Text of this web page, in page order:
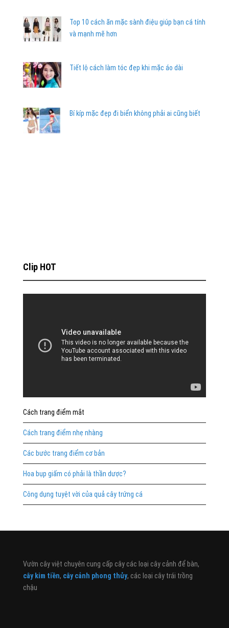
Top 10 cách ăn mặc sành điệu giúp bạn cá tính
và mạnh mẽ hơn
Tiết lộ cách làm tóc đẹp khi mặc áo dài
Bí kíp mặc đẹp đi biển không phải ai cũng biết
Clip HOT
Cách trang điểm mắt
Cách trang điểm nhẹ nhàng
Các bước trang điểm cơ bản
Hoa bụp giấm có phải là thần dược?
Công dụng tuyệt vời của quả cây trứng cá
Vườn cây việt chuyên cung cấp cây các loại cây cảnh để bàn,
cây kim tiền, cây cảnh phong thủy, các loại cây trái trồng
chậu